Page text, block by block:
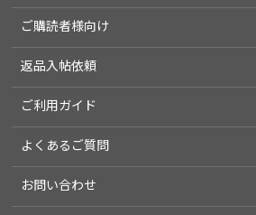
ご購読者様向け
返品入帖依頼
ご利用ガイド
よくあるご質問
お問い合わせ